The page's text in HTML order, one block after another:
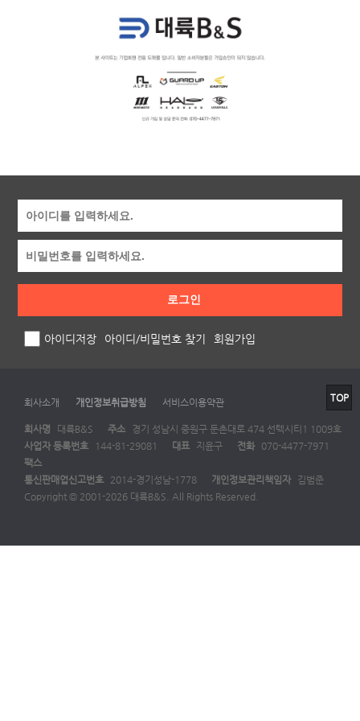
로그인
아이디저장 아이디/비밀번호 찾기 회원가입
회사소개 개인정보취급방침 서비스이용약관
회사명 대륙B&S 주소
경기 성남시 중원구 둔촌대로 474 선텍시티1 1009호
사업자 등록번호
144-81-29081 대표 지윤구 전화
070-4477-7971
팩스
통신판매업신고번호
2014-경기성남-1778 개인정보관리책임자
김범준
Copyright © 2001-2026 대륙B&S. All Rights Reserved.
TOP